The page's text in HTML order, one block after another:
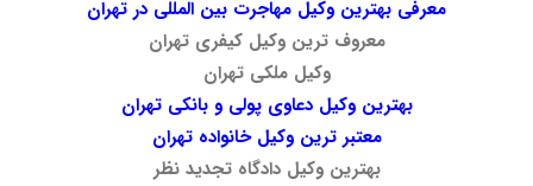
معرفی بهترین وکیل مهاجرت بین المللی در تهران
معروف ترین وکیل کیفری تهران
وکیل ملکی تهران
بهترین وکیل دعاوی پولی و بانکی تهران
معتبر ترین وکیل خانواده تهران
بهترین وکیل دادگاه تجدید نظر